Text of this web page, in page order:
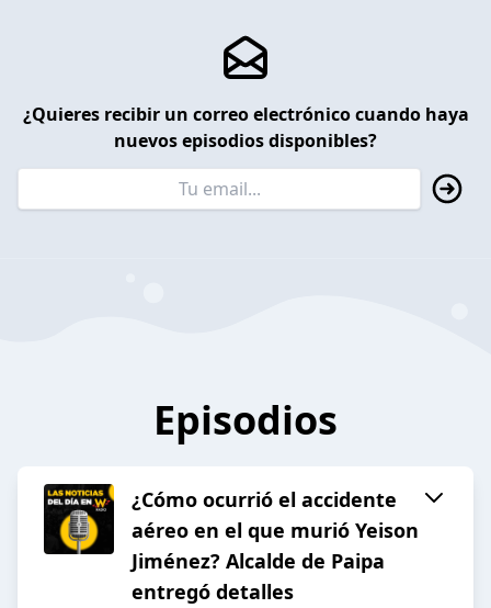
¿Quieres recibir un correo electrónico cuando haya
nuevos episodios disponibles?
Episodios
¿Cómo ocurrió el accidente
aéreo en el que murió Yeison
Jiménez? Alcalde de Paipa
entregó detalles